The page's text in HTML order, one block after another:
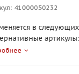
41000050232
в